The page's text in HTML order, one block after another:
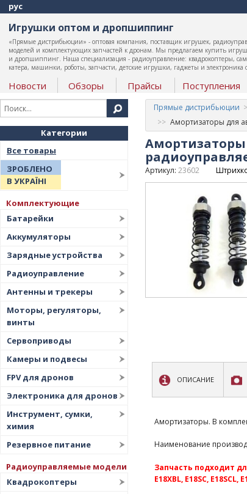
рус
Игрушки оптом и дропшиппинг
«Прямые дистрибьюции» - оптовая компания, поставщик игрушек,
моделей и комплектующих запчастей к дронам. Мы предлагаем купить
и дропшиппинг. Наша специализация - радиоуправление: квадрокоптеры,
катера, машинки, роботы, запчасти, детские игрушки, гаджеты и электроника
Новости Обзоры Прайсы Поступления
Категории
Все товары
ЗРОБЛЕНО
В УКРАЇНІ
Комплектующие
Батарейки
Аккумуляторы
Зарядные устройства
Радиоуправление
Антенны и трекеры
Моторы, регуляторы,
винты
Сервоприводы
Камеры и подвесы
FPV для дронов
Электроника для дронов
Инструмент, сумки,
химия
Резервное питание
Радиоуправляемые модели
Квадрокоптеры
Прямые дистрибьюции
Амортизаторы для
Амортизаторы
Артикул: 23602
ОПИСАНИЕ
Амортизаторы. В
Наименование
Запчасть подходит
E18XBL, E18SC, E18SCL,